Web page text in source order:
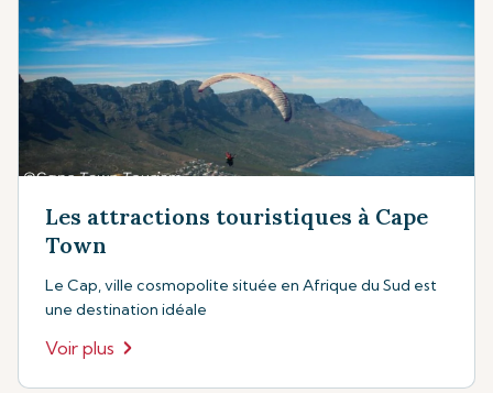
Les attractions touristiques à Cape
Town
Le Cap, ville cosmopolite située en Afrique du Sud est
une destination idéale
Voir plus